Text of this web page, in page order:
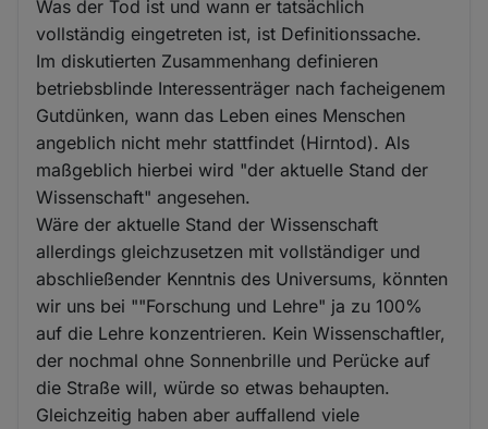
Was der Tod ist und wann er tatsächlich
vollständig eingetreten ist, ist Definitionssache.
Im diskutierten Zusammenhang definieren
betriebsblinde Interessenträger nach facheigenem
Gutdünken, wann das Leben eines Menschen
angeblich nicht mehr stattfindet (Hirntod). Als
maßgeblich hierbei wird "der aktuelle Stand der
Wissenschaft" angesehen.
Wäre der aktuelle Stand der Wissenschaft
allerdings gleichzusetzen mit vollständiger und
abschließender Kenntnis des Universums, könnten
wir uns bei ""Forschung und Lehre" ja zu 100%
auf die Lehre konzentrieren. Kein Wissenschaftler,
der nochmal ohne Sonnenbrille und Perücke auf
die Straße will, würde so etwas behaupten.
Gleichzeitig haben aber auffallend viele